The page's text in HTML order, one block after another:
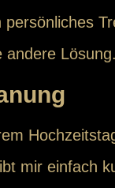
persönliches
andere Lösung.
mir einfach